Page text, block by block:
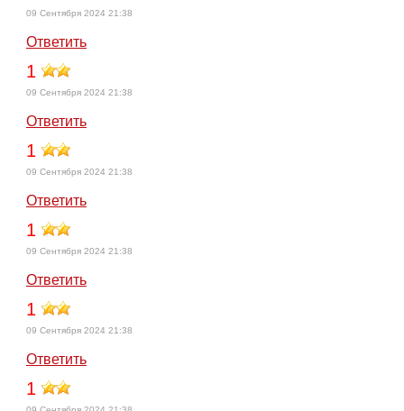
09 Сентября 2024 21:38
Ответить
09 Сентября 2024 21:38
Ответить
09 Сентября 2024 21:38
Ответить
09 Сентября 2024 21:38
Ответить
09 Сентября 2024 21:38
Ответить